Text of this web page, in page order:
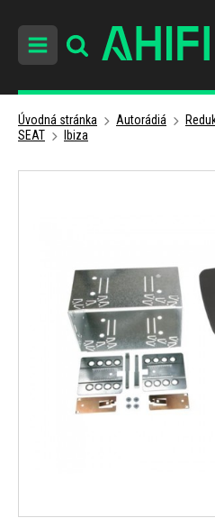
Úvodná stránka Autorádiá
SEAT
Ibiza